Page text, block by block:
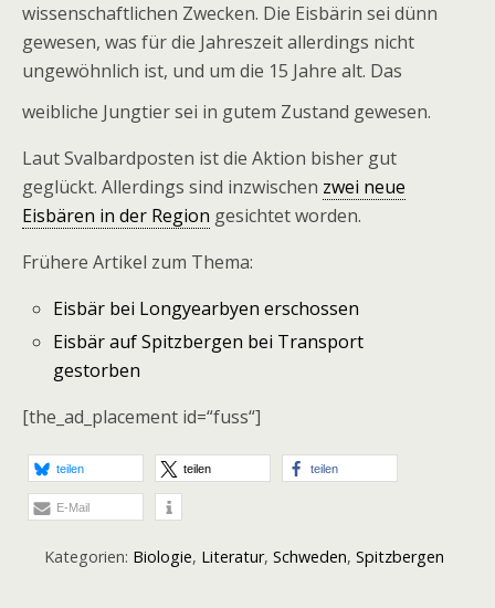
wissenschaftlichen Zwecken. Die Eisbärin sei dünn
gewesen, was für die Jahreszeit allerdings nicht
ungewöhnlich ist, und um die 15 Jahre alt. Das
weibliche Jungtier sei in gutem Zustand gewesen.
Laut Svalbardposten ist die Aktion bisher gut
geglückt. Allerdings sind inzwischen zwei neue
Eisbären in der Region gesichtet worden.
Frühere Artikel zum Thema:
Eisbär bei Longyearbyen erschossen
Eisbär auf Spitzbergen bei Transport
gestorben
[the_ad_placement id=“fuss“]
teilen teilen teilen
E-Mail
Kategorien: Biologie, Literatur, Schweden, Spitzbergen